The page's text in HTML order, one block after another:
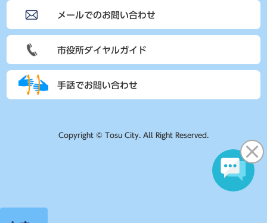
メールでのお問い合わせ
市役所ダイヤルガイド
手話でお問い合わせ
Copyright © Tosu City. All Right Reserved.